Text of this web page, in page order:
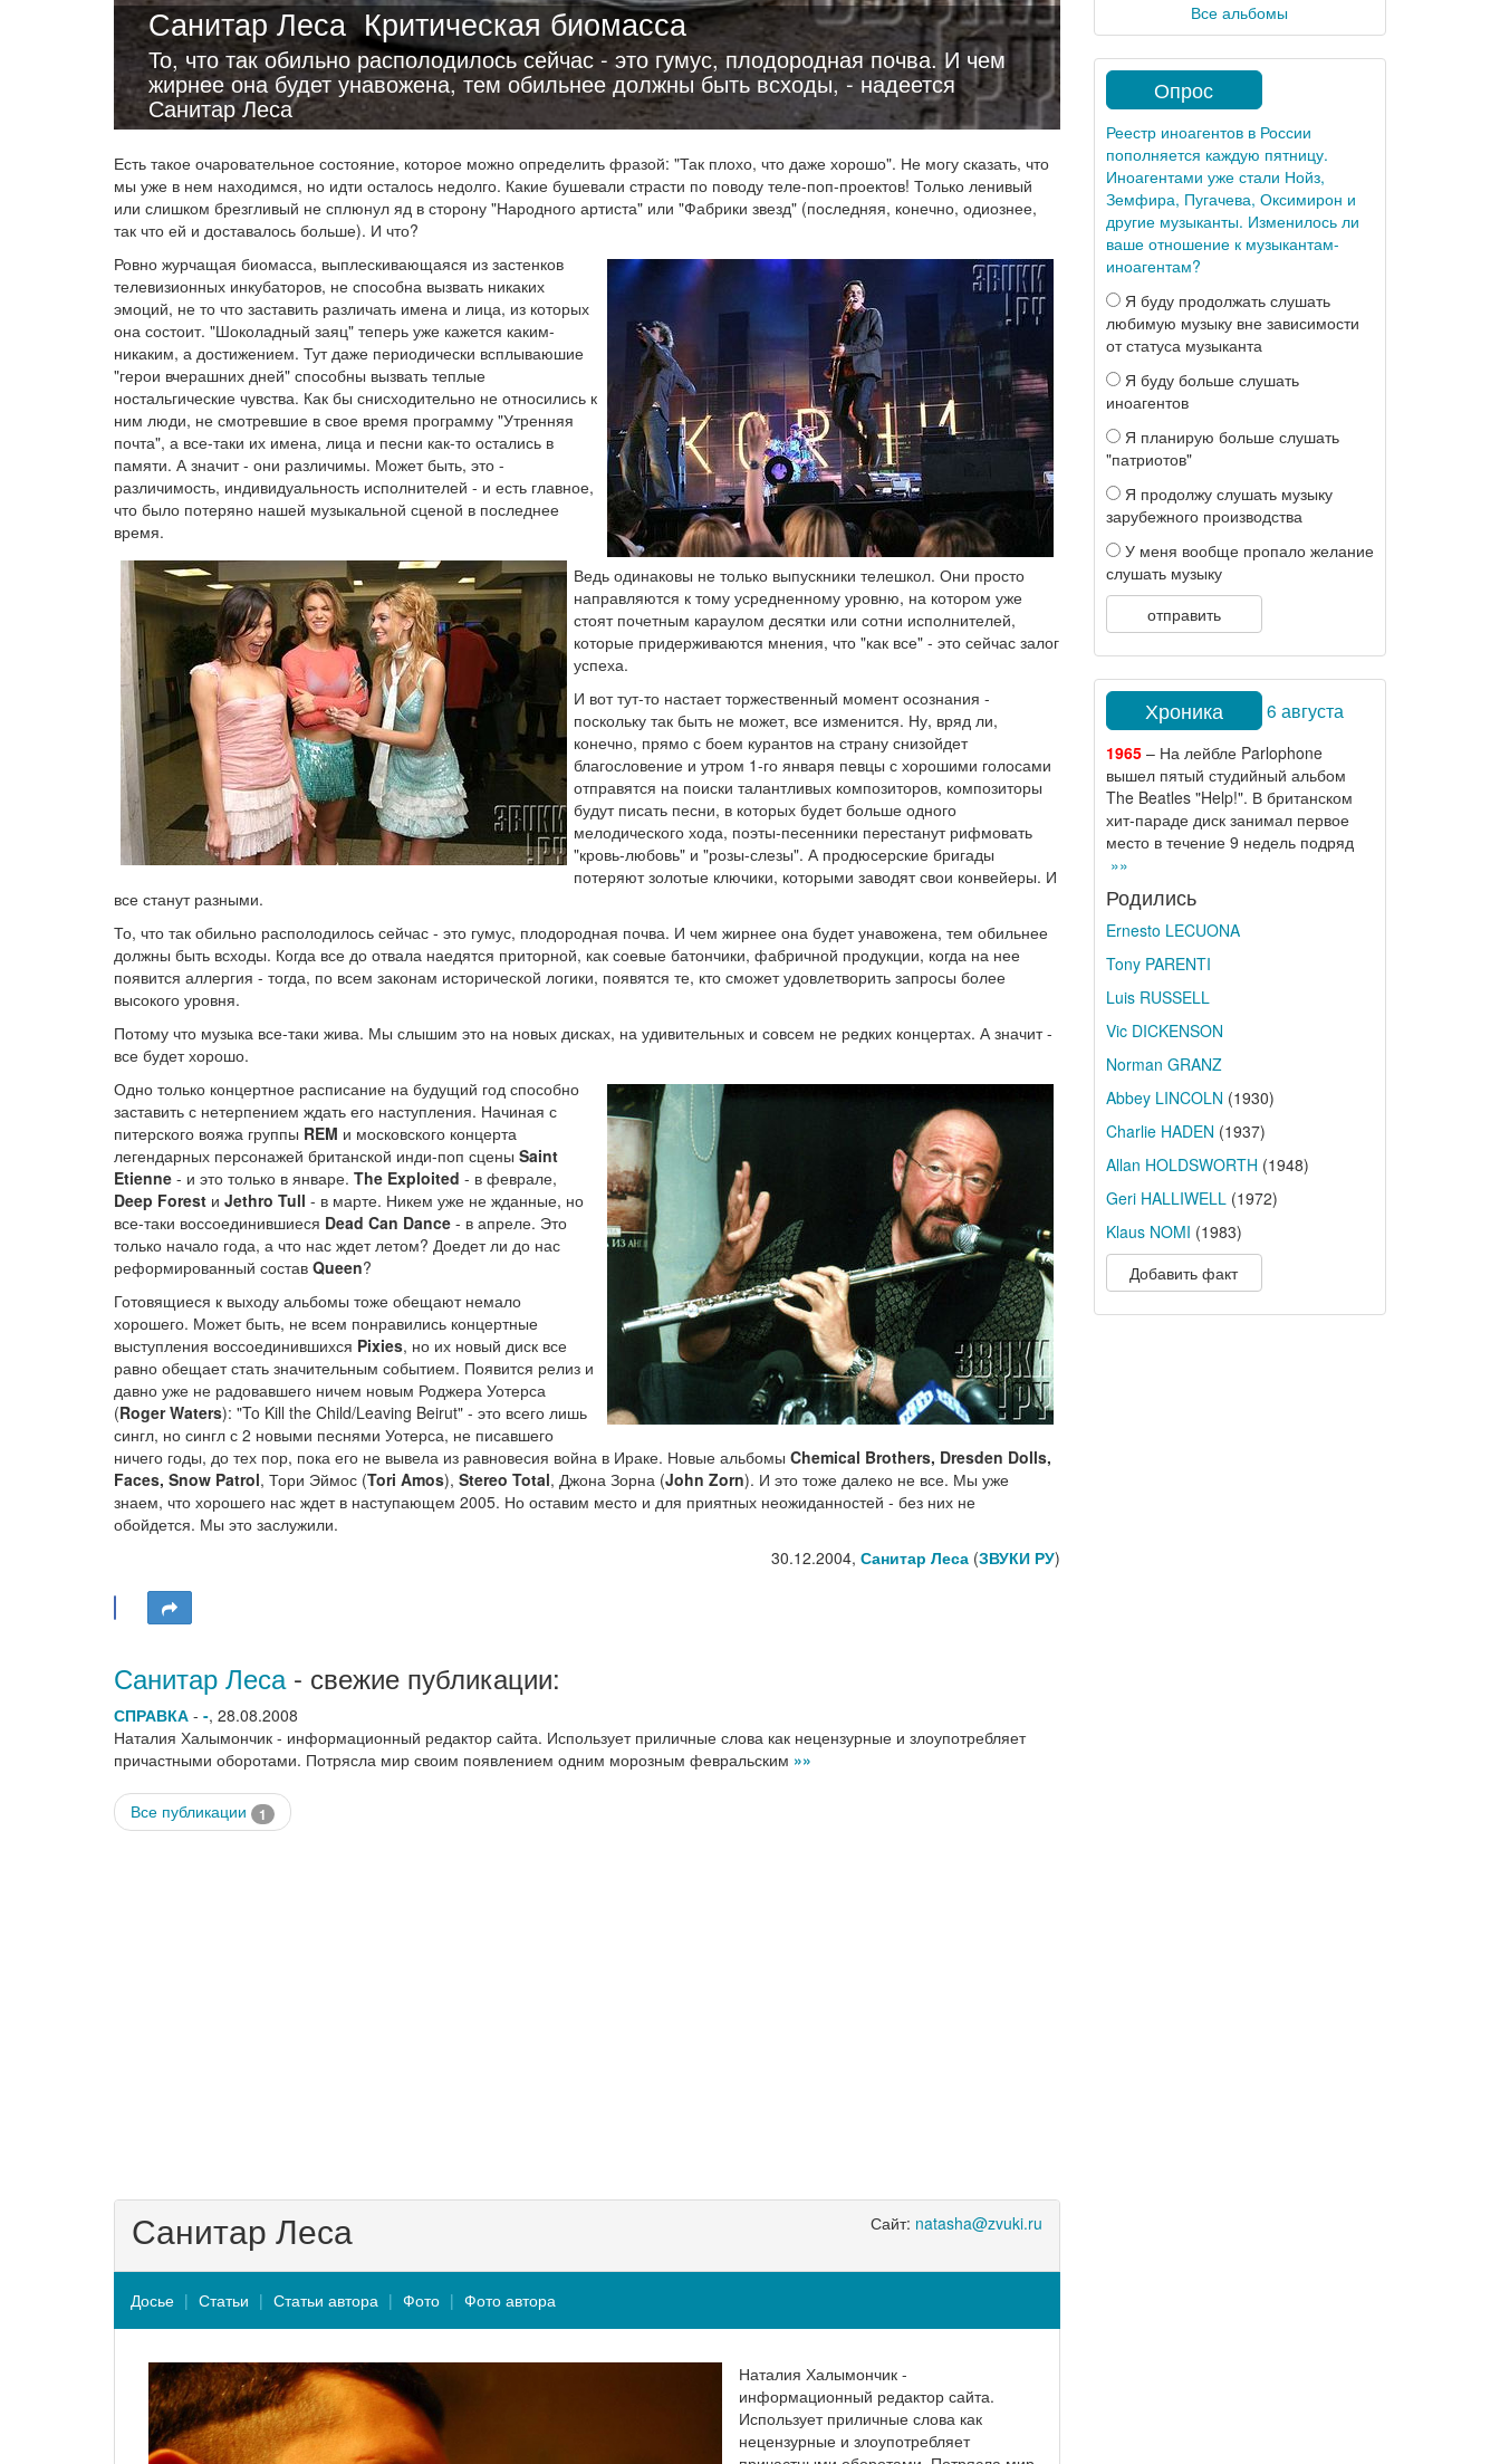
Санитар Леса Критическая биомасса
То, что так обильно располодилось сейчас - это гумус, плодородная почва. И чем
жирнее она будет унавожена, тем обильнее должны быть всходы, - надеется
Санитар Леса
Есть такое очаровательное состояние, которое можно определить фразой: "Так плохо, что даже хорошо". Не могу сказать, что
мы уже в нем находимся, но идти осталось недолго. Какие бушевали страсти по поводу теле-поп-проектов! Только ленивый
или слишком брезгливый не сплюнул яд в сторону "Народного артиста" или "Фабрики звезд" (последняя, конечно, одиознее,
так что ей и доставалось больше). И что?
Ровно журчащая биомасса, выплескивающаяся из застенков
телевизионных инкубаторов, не способна вызвать никаких
эмоций, не то что заставить различать имена и лица, из которых
она состоит. "Шоколадный заяц" теперь уже кажется каким-
никаким, а достижением. Тут даже периодически всплываюшие
"герои вчерашних дней" способны вызвать теплые
ностальгические чувства. Как бы снисходительно не относились к
ним люди, не смотревшие в свое время программу "Утренняя
почта", а все-таки их имена, лица и песни как-то остались в
памяти. А значит - они различимы. Может быть, это -
различимость, индивидуальность исполнителей - и есть главное,
что было потеряно нашей музыкальной сценой в последнее
время.
Ведь одинаковы не только выпускники телешкол. Они просто
направляются к тому усредненному уровню, на котором уже
стоят почетным караулом десятки или сотни исполнителей,
которые придерживаются мнения, что "как все" - это сейчас залог
успеха.
И вот тут-то настает торжественный момент осознания -
поскольку так быть не может, все изменится. Ну, вряд ли,
конечно, прямо с боем курантов на страну снизойдет
благословение и утром 1-го января певцы с хорошими голосами
отправятся на поиски талантливых композиторов, композиторы
будут писать песни, в которых будет больше одного
мелодического хода, поэты-песенники перестанут рифмовать
"кровь-любовь" и "розы-слезы". А продюсерские бригады
потеряют золотые ключики, которыми заводят свои конвейеры. И
все станут разными.
То, что так обильно располодилось сейчас - это гумус, плодородная почва. И чем жирнее она будет унавожена, тем обильнее
должны быть всходы. Когда все до отвала наедятся приторной, как соевые батончики, фабричной продукции, когда на нее
появится аллергия - тогда, по всем законам исторической логики, появятся те, кто сможет удовлетворить запросы более
высокого уровня.
Потому что музыка все-таки жива. Мы слышим это на новых дисках, на удивительных и совсем не редких концертах. А значит -
все будет хорошо.
Одно только концертное расписание на будущий год способно
заставить с нетерпением ждать его наступления. Начиная с
питерского вояжа группы REM и московского концерта
легендарных персонажей британской инди-поп сцены Saint
Etienne - и это только в январе. The Exploited - в феврале,
Deep Forest и Jethro Tull - в марте. Никем уже не жданные, но
все-таки воссоединившиеся Dead Can Dance - в апреле. Это
только начало года, а что нас ждет летом? Доедет ли до нас
реформированный состав Queen?
Готовящиеся к выходу альбомы тоже обещают немало
хорошего. Может быть, не всем понравились концертные
выступления воссоединившихся Pixies, но их новый диск все
равно обещает стать значительным событием. Появится релиз и
давно уже не радовавшего ничем новым Роджера Уотерса
(Roger Waters): "To Kill the Child/Leaving Beirut" - это всего лишь
сингл, но сингл с 2 новыми песнями Уотерса, не писавшего
ничего годы, до тех пор, пока его не вывела из равновесия война в Ираке. Новые альбомы Chemical Brothers, Dresden Dolls,
Faces, Snow Patrol, Тори Эймос (Tori Amos), Stereo Total, Джона Зорна (John Zorn). И это тоже далеко не все. Мы уже
знаем, что хорошего нас ждет в наступающем 2005. Но оставим место и для приятных неожиданностей - без них не
обойдется. Мы это заслужили.
30.12.2004, Санитар Леса(ЗВУКИ РУ)
Санитар Леса- свежие публикации:
СПРАВКА - -, 28.08.2008
Наталия Халымончик - информационный редактор сайта. Использует приличные слова как нецензурные и злоупотребляет
причастными оборотами. Потрясла мир своим появлением одним морозным февральским »»
Все публикации 1
Сайт: natasha@zvuki.ru
Санитар Леса
Досье Статьи Статьи автора Фото Фото автора
Наталия Халымончик -
информационный редактор сайта.
Использует приличные слова как
нецензурные и злоупотребляет
Все альбомы
Опрос
Реестр иноагентов в России
пополняется каждую пятницу.
Иноагентами уже стали Нойз,
Земфира, Пугачева, Оксимирон и
другие музыканты. Изменилось ли
ваше отношение к музыкантам-
иноагентам?
Я буду продолжать слушать
любимую музыку вне зависимости
от статуса музыканта
Я буду больше слушать
иноагентов
Я планирую больше слушать
"патриотов"
Я продолжу слушать музыку
зарубежного производства
У меня вообще пропало желание
слушать музыку
отправить
Хроника 6 августа
1965– На лейбле Parlophone
вышел пятый студийный альбом
The Beatles "Help!". В британском
хит-параде диск занимал первое
место в течение 9 недель подряд
»»
Родились
Ernesto LECUONA
Tony PARENTI
Luis RUSSELL
Vic DICKENSON
Norman GRANZ
Abbey LINCOLN (1930)
Charlie HADEN (1937)
Allan HOLDSWORTH (1948)
Geri HALLIWELL(1972)
Klaus NOMI (1983)
Добавить факт